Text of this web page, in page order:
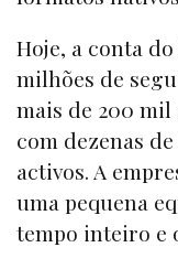
Hoje, a conta do
milhões de
mais de 200
com dezenas
activos. A
uma pequena
tempo inteiro e